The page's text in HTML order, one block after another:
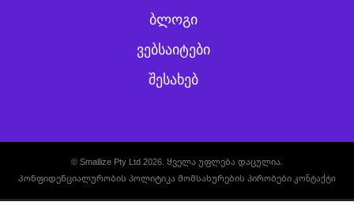
ᲑᲚᲝᲒᲘ
ᲕᲔᲑᲡᲐᲘᲢᲔᲑᲘ
ᲨᲔᲡᲐᲮᲔᲑ
© Smallize Pty Ltd 2026. Ყველა უფლება დაცულია.
Კონფიდენციალურობის პოლიტიკა Მომსახურების პირობები კონტაქტი